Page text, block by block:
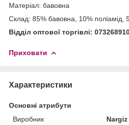
Матеріал: бавовна
Склад: 85% бавовна, 10% поліамід,
Відділ оптової торгівлі:
Приховати
Характеристики
Основні атрибути
Виробник
Nargiz